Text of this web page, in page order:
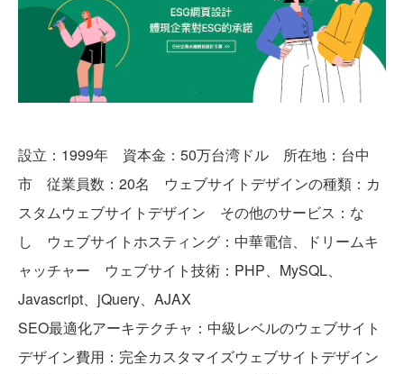
設立：1999年 資本金：50万台湾ドル 所在地：台中
市 従業員数：20名 ウェブサイトデザインの種類：カ
スタムウェブサイトデザイン その他のサービス：な
し ウェブサイトホスティング：中華電信、ドリームキ
ャッチャー ウェブサイト技術：PHP、MySQL、
Javascript、jQuery、AJAX
SEO最適化アーキテクチャ：中級レベルのウェブサイト
デザイン費用：完全カスタマイズウェブサイトデザイン